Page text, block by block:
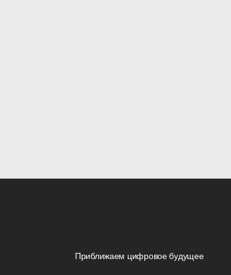
Приближаем цифровое будущее